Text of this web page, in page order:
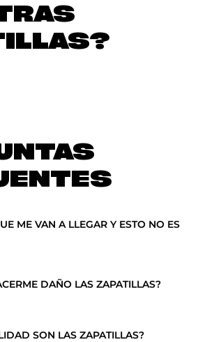
ME VAN A LLEGAR Y ESTO NO ES
DAÑO LAS ZAPATILLAS?
SON LAS ZAPATILLAS?